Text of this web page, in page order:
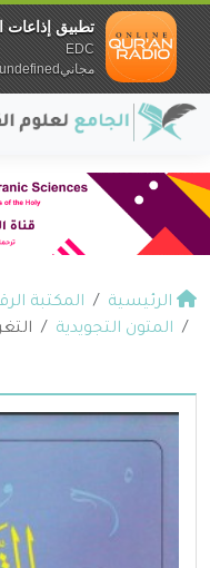
الرئيسية المكتبة
المتون التجويدية
تطبيق إذاعات
EDC
مجانيundefined